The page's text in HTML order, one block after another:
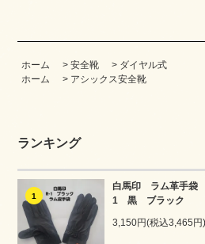
ホーム > 安全靴 > ダイヤル式
ホーム
> アシックス安全靴
ランキング
1
白馬印 ラム革手袋
1 黒 ブラック
3,150円(税込3,465円)